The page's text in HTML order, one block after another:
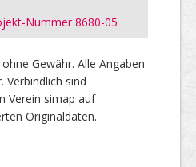
Nummer 8680-05
Gewähr. Alle Angaben
Verbindlich sind
Verein simap auf
Originaldaten.